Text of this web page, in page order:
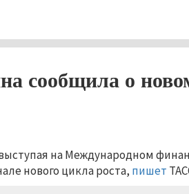
сообщила о
на Международном
нового цикла роста, пишет